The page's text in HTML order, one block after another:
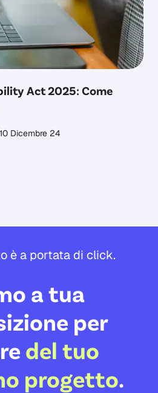
Act 2025: Come
10 Dicembre 24
è a portata di click.
a tua
per
del tuo
progetto.